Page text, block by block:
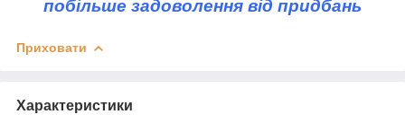
побільше задоволення від придбань
Приховати
Характеристики